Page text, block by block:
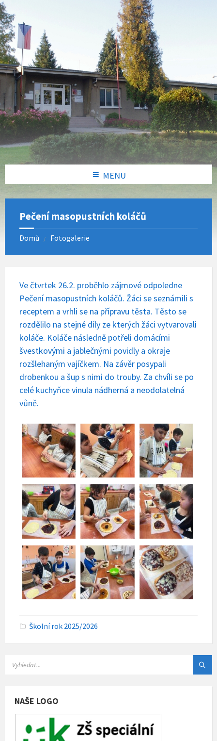
MENU
Pečení masopustních koláčů
Domů Fotogalerie
Ve čtvrtek 26.2. proběhlo zájmové odpoledne
Pečení masopustních koláčů. Žáci se seznámili s
receptem a vrhli se na přípravu těsta. Těsto se
rozdělilo na stejné díly ze kterých žáci vytvarovali
koláče. Koláče následně potřeli domácími
švestkovými a jablečnými povidly a okraje
rozšlehaným vajíčkem. Na závěr posypali
drobenkou a šup s nimi do trouby. Za chvíli se po
celé kuchyňce vinula nádherná a neodolatelná
vůně.
C
o
:
Školní rok 2025/2026
NAŠE LOGO